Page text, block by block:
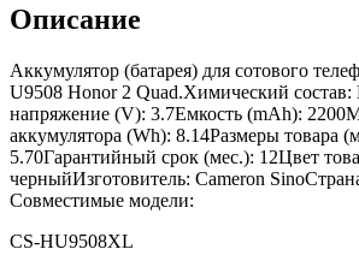
Описание
Аккумулятор (батарея) для сотового
U9508 Honor 2 Quad.Химический
напряжение (V): 3.7Емкость (mAh):
аккумулятора (Wh): 8.14Размеры товара
5.70Гарантийный срок (мес.): 12Цвет
черныйИзготовитель: Cameron
Совместимые модели:
CS-HU9508XL